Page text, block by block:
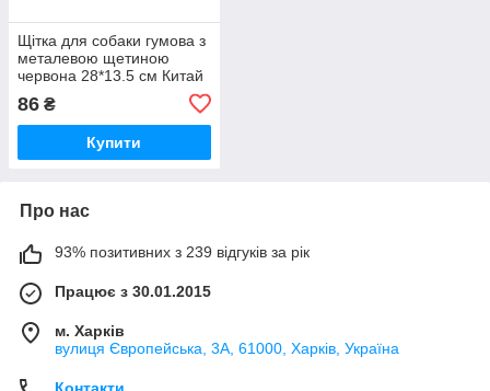
Щітка для собаки гумова з
металевою щетиною
червона 28*13.5 см Китай
86 ₴
Купити
Про нас
93% позитивних з 239 відгуків за рік
Працює з 30.01.2015
м. Харків
вулиця Європейська, 3А, 61000, Харків, Україна
Контакти